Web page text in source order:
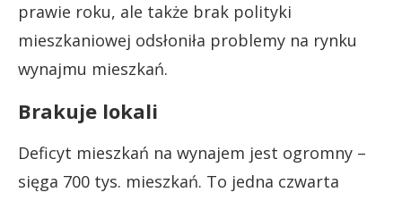
prawie roku, ale także brak polityki
mieszkaniowej odsłoniła problemy na rynku
wynajmu mieszkań.
Brakuje lokali
Deficyt mieszkań na wynajem jest ogromny –
sięga 700 tys. mieszkań. To jedna czwarta